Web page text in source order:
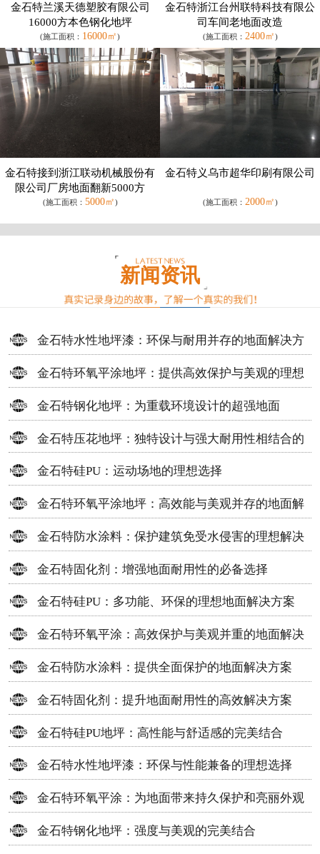
金石特兰溪天德塑胶有限公司
16000方本色钢化地坪
(施工面积： 16000㎡)
金石特浙江台州联特科技有限公
司车间老地面改造
(施工面积： 2400㎡)
金石特接到浙江联动机械股份有
限公司厂房地面翻新5000方
(施工面积： 5000㎡)
金石特义乌市超华印刷有限公司
(施工面积： 2000㎡)
新闻资讯
金石特水性地坪漆：环保与耐用并存的地面解决方
案
金石特环氧平涂地坪：提供高效保护与美观的理想
选择
金石特钢化地坪：为重载环境设计的超强地面
金石特压花地坪：独特设计与强大耐用性相结合的
地面材料
金石特硅PU：运动场地的理想选择
金石特环氧平涂地坪：高效能与美观并存的地面解
决方案
金石特防水涂料：保护建筑免受水侵害的理想解决
方案
金石特固化剂：增强地面耐用性的必备选择
金石特硅PU：多功能、环保的理想地面解决方案
金石特环氧平涂：高效保护与美观并重的地面解决
方案
金石特防水涂料：提供全面保护的地面解决方案
金石特固化剂：提升地面耐用性的高效解决方案
金石特硅PU地坪：高性能与舒适感的完美结合
金石特水性地坪漆：环保与性能兼备的理想选择
金石特环氧平涂：为地面带来持久保护和亮丽外观
金石特钢化地坪：强度与美观的完美结合